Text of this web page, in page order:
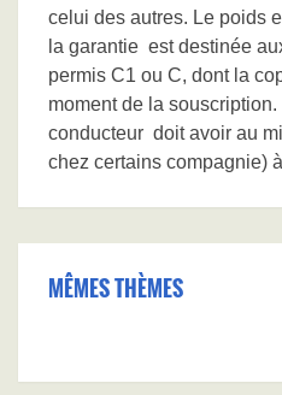
celui des autres. Le poids
la garantie est destinée
permis C1 ou C, dont la
moment de la souscription.
conducteur doit avoir au
chez certains compagnie)
MÊMES THÈMES